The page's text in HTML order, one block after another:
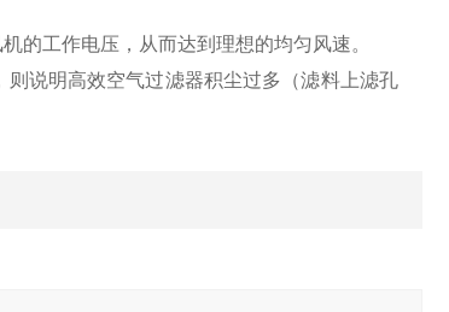
的工作电压，从而达到理想的均匀风速。
说明高效空气过滤器积尘过多（滤料上滤孔